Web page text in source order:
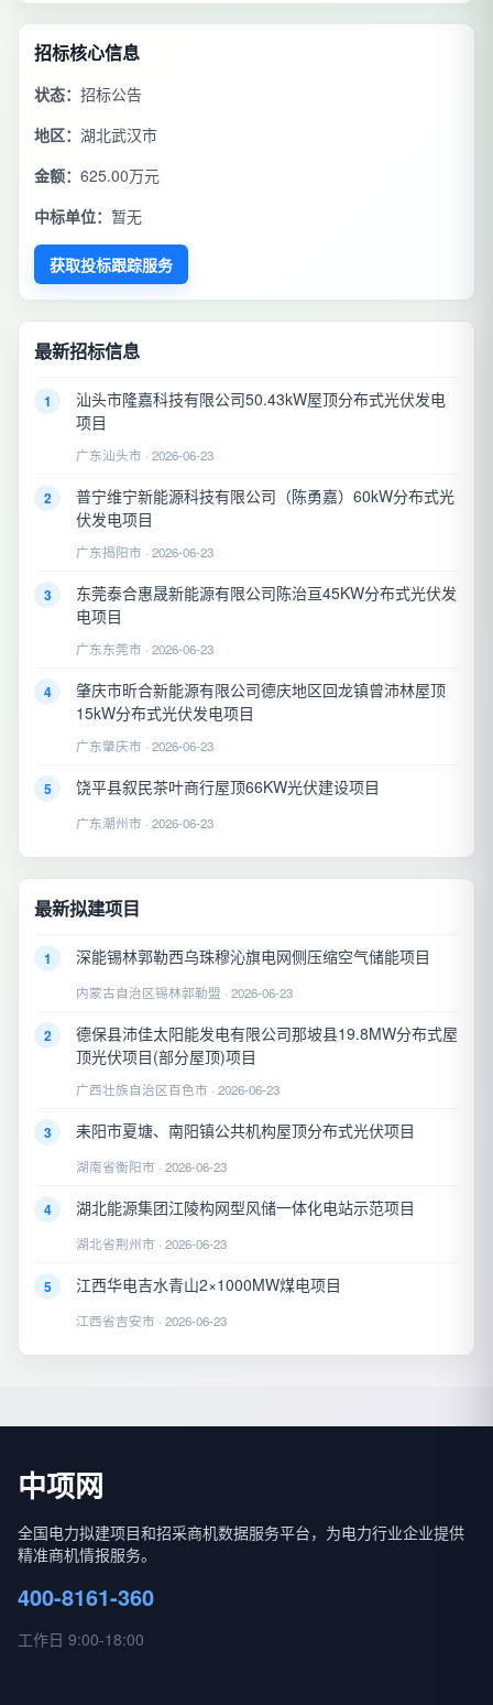
招标核心信息
状态： 招标公告
地区： 湖北武汉市
金额： 625.00万元
中标单位： 暂无
获取投标跟踪服务
最新招标信息
1
汕头市隆嘉科技有限公司50.43kW屋顶分布式光伏发电
项目
广东汕头市 · 2026-06-23
2
普宁维宁新能源科技有限公司（陈勇嘉）60kW分布式光
伏发电项目
广东揭阳市 · 2026-06-23
3
东莞泰合惠晟新能源有限公司陈治亘45KW分布式光伏发
电项目
广东东莞市 · 2026-06-23
4
肇庆市昕合新能源有限公司德庆地区回龙镇曾沛林屋顶
15kW分布式光伏发电项目
广东肇庆市 · 2026-06-23
5 饶平县叙民茶叶商行屋顶66KW光伏建设项目
广东潮州市 · 2026-06-23
最新拟建项目
1 深能锡林郭勒西乌珠穆沁旗电网侧压缩空气储能项目
内蒙古自治区锡林郭勒盟 · 2026-06-23
2
德保县沛佳太阳能发电有限公司那坡县19.8MW分布式屋
顶光伏项目(部分屋顶)项目
广西壮族自治区百色市 · 2026-06-23
3 耒阳市夏塘、南阳镇公共机构屋顶分布式光伏项目
湖南省衡阳市 · 2026-06-23
4 湖北能源集团江陵构网型风储一体化电站示范项目
湖北省荆州市 · 2026-06-23
5 江西华电吉水青山2×1000MW煤电项目
江西省吉安市 · 2026-06-23
中项网
全国电力拟建项目和招采商机数据服务平台，为电力行业企业提供
精准商机情报服务。
400-8161-360
工作日 9:00-18:00